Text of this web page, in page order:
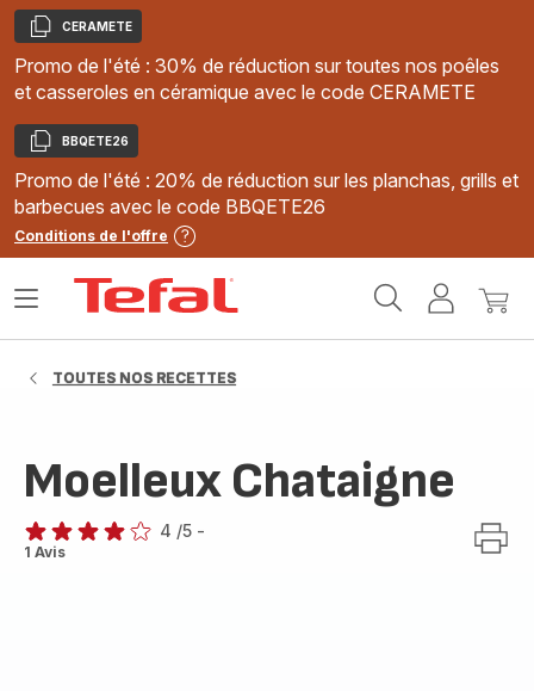
Copier
CERAMETE
Promo de l'été : 30% de réduction sur toutes nos poêles
et casseroles en céramique avec le code CERAMETE
Copier
BBQETE26
Promo de l'été : 20% de réduction sur les planchas, grills et
barbecues avec le code BBQETE26
Conditions de l'offre
MonMon
Ouvrir
TOUTES NOS RECETTES
Moelleux Chataigne
Avis
4 /5 -
1 Avis